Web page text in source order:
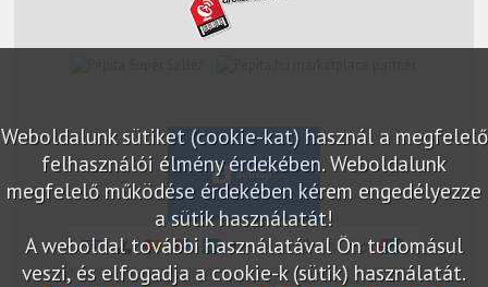
Weboldalunk sütiket (cookie-kat) használ a megfelelő
felhasználói élmény érdekében. Weboldalunk
megfelelő működése érdekében kérem engedélyezze
a sütik használatát!
A weboldal további használatával Ön tudomásul
veszi, és elfogadja a cookie-k (sütik) használatát.